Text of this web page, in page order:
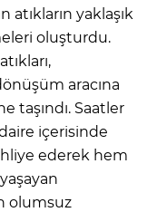
atıkların yaklaşık
oluşturdu.
aracına
taşındı. Saatler
içerisinde
ederek hem
olumsuz